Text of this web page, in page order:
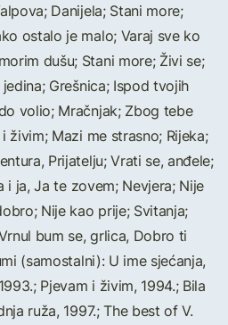
Danijela; Stani more;
ostalo je malo; Varaj sve ko
dušu; Stani more; Živi se;
Grešnica; Ispod tvojih
volio; Mračnjak; Zbog tebe
živim; Mazi me strasno; Rijeka;
Prijatelju; Vrati se, anđele;
i ja, Ja te zovem; Nevjera; Nije
Nije kao prije; Svitanja;
bum se, grlica, Dobro ti
(samostalni): U ime sjećanja,
Pjevam i živim, 1994.; Bila
ruža, 1997.; The best of V.